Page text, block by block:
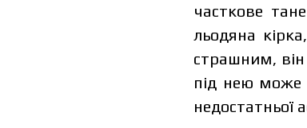
часткове
льодяна
страшним,
під нею може
недостатньої